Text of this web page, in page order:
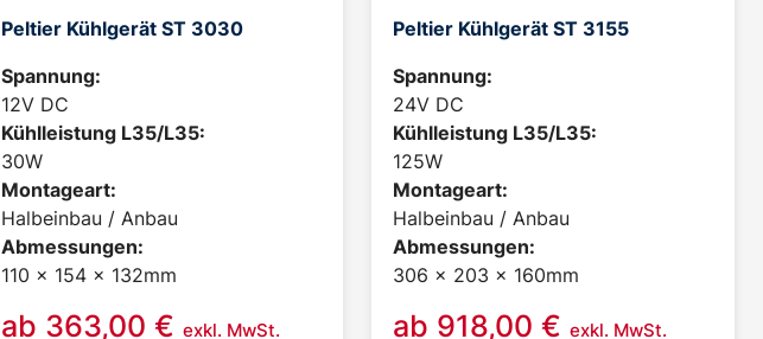
Peltier Kühlgerät ST 3030
Spannung:
12V DC
Kühlleistung L35/L35:
30W
Montageart:
Halbeinbau / Anbau
Abmessungen:
110 x 154 x 132mm
ab 363,00 € exkl. MwSt.
Peltier Kühlgerät ST 3155
Spannung:
24V DC
Kühlleistung L35/L35:
125W
Montageart:
Halbeinbau / Anbau
Abmessungen:
306 x 203 x 160mm
ab 918,00 € exkl. MwSt.